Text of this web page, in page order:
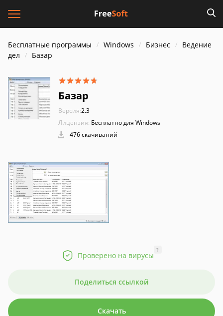
Бесплатные программы Windows Бизнес
Ведение
дел
Базар
Базар
Версия:2.3
Лицензия: Бесплатно для Windows
476 скачиваний
Проверено на вирусы
?
Поделиться ссылкой
Скачать